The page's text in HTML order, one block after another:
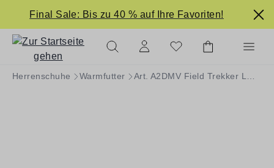
springen
Final Sale: Bis zu 40 % auf Ihre Favoriten!
Herrenschuhe Warmfutter